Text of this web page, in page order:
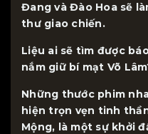
Đang và Đào Hoa sẽ
thư giao chiến.
Liệu ai sẽ tìm được
nắm giữ bí mạt Võ
Những thước phim
hiện trọn vẹn tinh
Mộng, là một sự khởi